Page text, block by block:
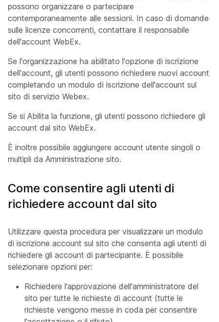
possono organizzare o partecipare
contemporaneamente alle sessioni. In caso di domande
sulle licenze concorrenti, contattare il responsabile
dell'account WebEx.
Se l'organizzazione ha abilitato l'opzione di iscrizione
dell'account, gli utenti possono richiedere nuovi account
completando un modulo di iscrizione dell'account sul
sito di servizio Webex.
Se si Abilita la funzione, gli utenti possono richiedere gli
account dal sito WebEx.
È inoltre possibile aggiungere account utente singoli o
multipli da Amministrazione sito.
Come consentire agli utenti di
richiedere account dal sito
Utilizzare questa procedura per visualizzare un modulo
di iscrizione account sul sito che consenta agli utenti di
richiedere gli account di partecipante. È possibile
selezionare opzioni per:
Richiedere l'approvazione dell'amministratore del
sito per tutte le richieste di account (tutte le
richieste vengono messe in coda per consentire